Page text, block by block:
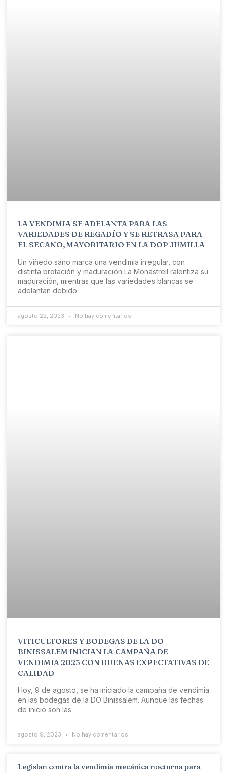
LA VENDIMIA SE ADELANTA PARA LAS
VARIEDADES DE REGADÍO Y SE RETRASA PARA
EL SECANO, MAYORITARIO EN LA DOP JUMILLA
Un viñedo sano marca una vendimia irregular, con
distinta brotación y maduración La Monastrell ralentiza su
maduración, mientras que las variedades blancas se
adelantan debido
agosto 22, 2023 No hay comentarios
VITICULTORES Y BODEGAS DE LA DO
BINISSALEM INICIAN LA CAMPAÑA DE
VENDIMIA 2023 CON BUENAS EXPECTATIVAS DE
CALIDAD
Hoy, 9 de agosto, se ha iniciado la campaña de vendimia
en las bodegas de la DO Binissalem. Aunque las fechas
de inicio son las
agosto 9, 2023 No hay comentarios
Legislan contra la vendimia mecánica nocturna para